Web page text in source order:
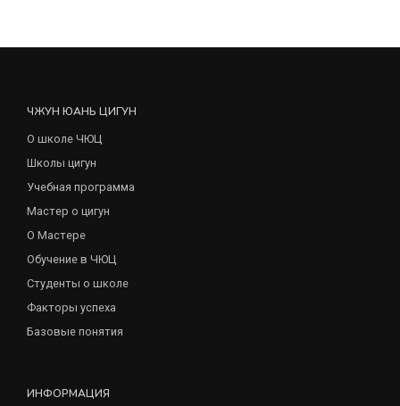
ЧЖУН ЮАНЬ ЦИГУН
О школе ЧЮЦ
Школы цигун
Учебная программа
Мастер о цигун
О Мастере
Обучение в ЧЮЦ
Студенты о школе
Факторы успеха
Базовые понятия
ИНФОРМАЦИЯ